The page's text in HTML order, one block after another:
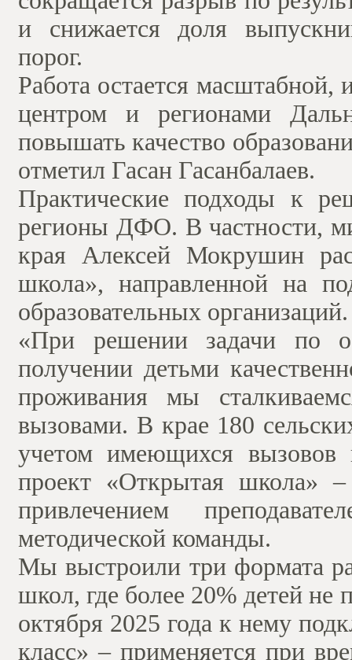
и снижается доля
порог.
Работа остается
центром и регионами
повышать качество
отметил Гасан Гасанбалаев.
Практические подходы к
регионы ДФО. В частности,
края Алексей Мокрушин
школа», направленной на
образовательных
«При решении задачи по
получении детьми
проживания мы
вызовами. В крае 180
учетом имеющихся
проект «Открытая школа»
привлечением
методической команды.
Мы выстроили три формата
школ, где более 20% детей
октября 2025 года к нему
класс» – применяется при